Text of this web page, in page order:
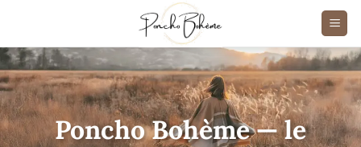
contenu
Poncho Bohème — le